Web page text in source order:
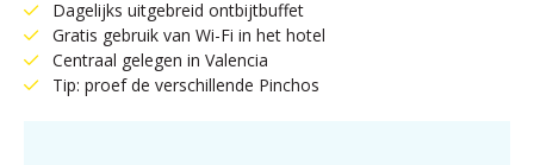
Dagelijks uitgebreid ontbijtbuffet
Gratis gebruik van Wi-Fi in het hotel
Centraal gelegen in Valencia
Tip: proef de verschillende Pinchos